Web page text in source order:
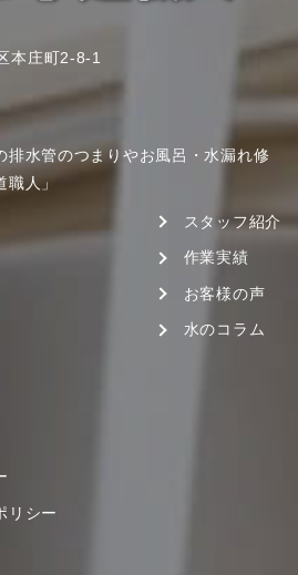
本庄町2-8-1
排水管のつまりやお風呂・水漏れ修
人」
スタッフ紹介
作業実績
お客様の声
水のコラム
リシー